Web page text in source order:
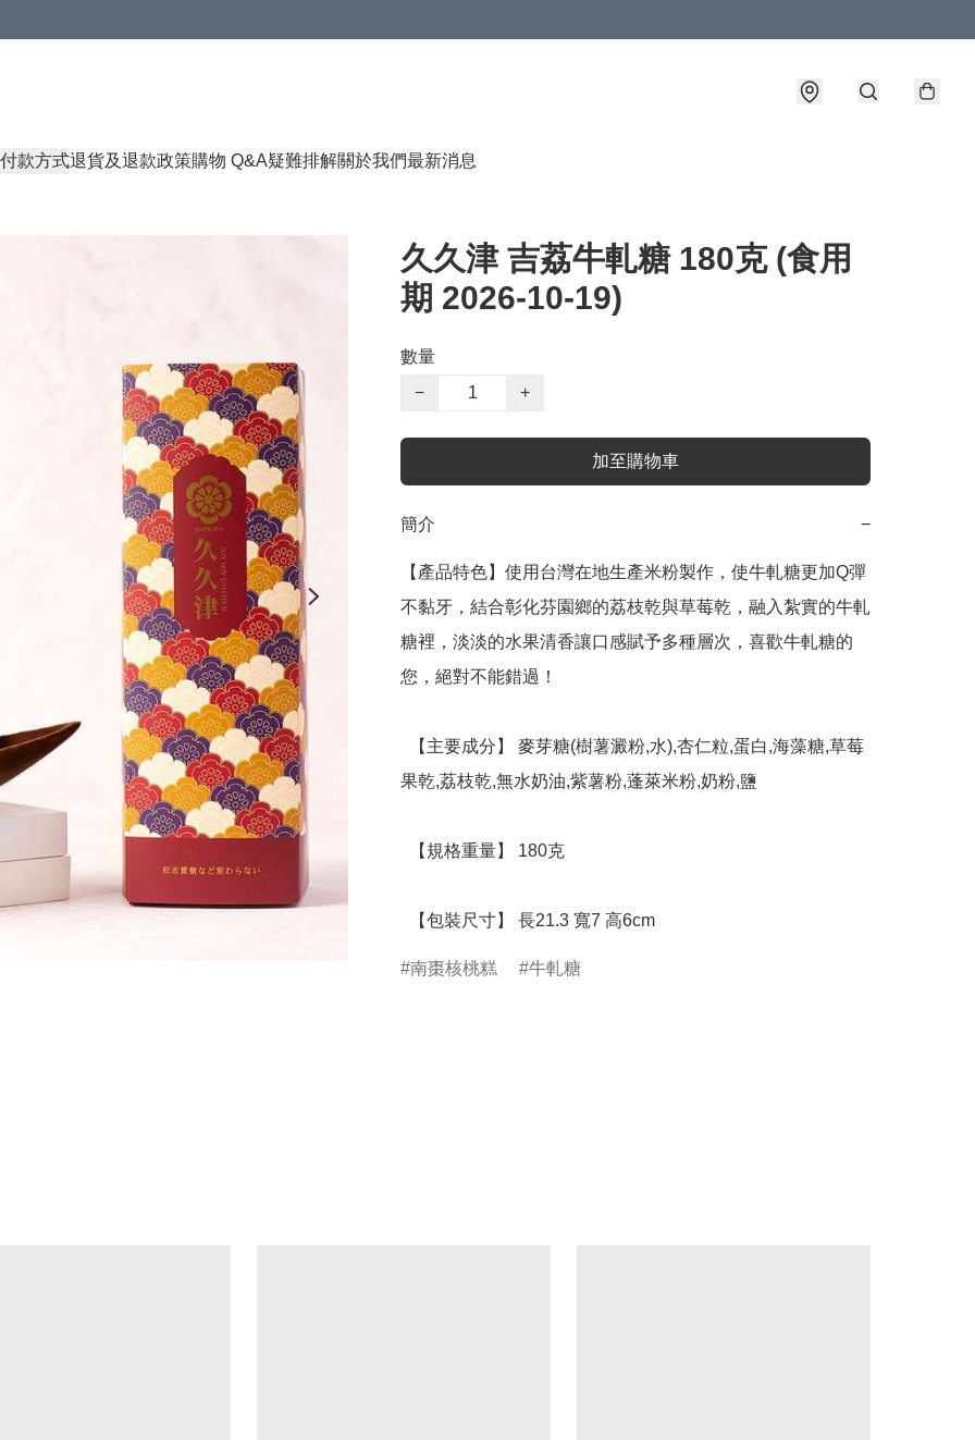
付款方式退貨及退款政策購物 Q&A疑難排解關於我們最新消息
久久津 吉荔牛軋糖 180克 (食用
期 2026-10-19)
數量
−
+
加至購物車
簡介 −
【產品特色】使用台灣在地生產米粉製作，使牛軋糖更加Q彈
不黏牙，結合彰化芬園鄉的荔枝乾與草莓乾，融入紮實的牛軋
糖裡，淡淡的水果清香讓口感賦予多種層次，喜歡牛軋糖的
您，絕對不能錯過！
果乾,荔枝乾,無水奶油,紫薯粉,蓬萊米粉,奶粉,鹽
  【包裝尺寸】 長21.3 寬7 高6cm
南棗核桃糕 牛軋糖